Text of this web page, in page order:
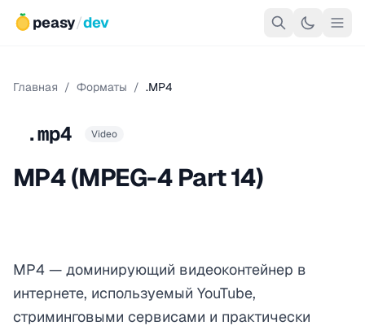
peasy/dev
Главная / Форматы / .MP4
.mp4 Video
MP4 (MPEG-4 Part 14)
MP4 — доминирующий видеоконтейнер в
интернете, используемый YouTube,
стриминговыми сервисами и практически